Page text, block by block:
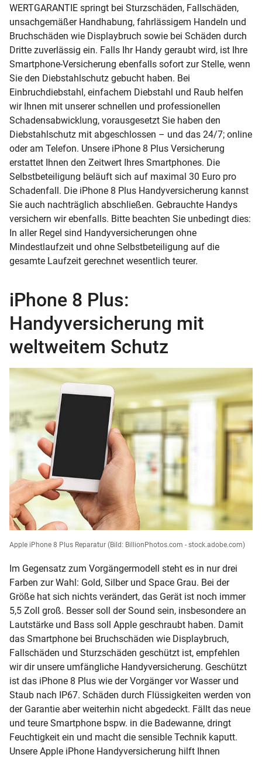
WERTGARANTIE springt bei Sturzschäden, Fallschäden,
unsachgemäßer Handhabung, fahrlässigem Handeln und
Bruchschäden wie Displaybruch sowie bei Schäden durch
Dritte zuverlässig ein. Falls Ihr Handy geraubt wird, ist Ihre
Smartphone-Versicherung ebenfalls sofort zur Stelle, wenn
Sie den Diebstahlschutz gebucht haben. Bei
Einbruchdiebstahl, einfachem Diebstahl und Raub helfen
wir Ihnen mit unserer schnellen und professionellen
Schadensabwicklung, vorausgesetzt Sie haben den
Diebstahlschutz mit abgeschlossen – und das 24/7; online
oder am Telefon. Unsere iPhone 8 Plus Versicherung
erstattet Ihnen den Zeitwert Ihres Smartphones. Die
Selbstbeteiligung beläuft sich auf maximal 30 Euro pro
Schadenfall. Die iPhone 8 Plus Handyversicherung kannst
Sie auch nachträglich abschließen. Gebrauchte Handys
versichern wir ebenfalls. Bitte beachten Sie unbedingt dies:
In aller Regel sind Handyversicherungen ohne
Mindestlaufzeit und ohne Selbstbeteiligung auf die
gesamte Laufzeit gerechnet wesentlich teurer.
iPhone 8 Plus:
Handyversicherung mit
weltweitem Schutz
Apple iPhone 8 Plus Reparatur (Bild: BillionPhotos.com - stock.adobe.com)
Im Gegensatz zum Vorgängermodell steht es in nur drei
Farben zur Wahl: Gold, Silber und Space Grau. Bei der
Größe hat sich nichts verändert, das Gerät ist noch immer
5,5 Zoll groß. Besser soll der Sound sein, insbesondere an
Lautstärke und Bass soll Apple geschraubt haben. Damit
das Smartphone bei Bruchschäden wie Displaybruch,
Fallschäden und Sturzschäden geschützt ist, empfehlen
wir dir unsere umfängliche Handyversicherung. Geschützt
ist das iPhone 8 Plus wie der Vorgänger vor Wasser und
Staub nach IP67. Schäden durch Flüssigkeiten werden von
der Garantie aber weiterhin nicht abgedeckt. Fällt das neue
und teure Smartphone bspw. in die Badewanne, dringt
Feuchtigkeit ein und macht die sensible Technik kaputt.
Unsere Apple iPhone Handyversicherung hilft Ihnen